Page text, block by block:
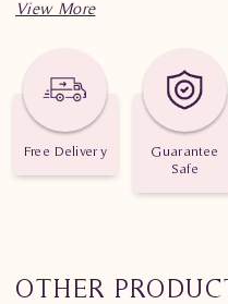
Spesifikasi penting untuk
Berat: 1.480 gram
Jumlah berlian: 14 buah
Nilai karat: 0.380 karat
Free Delivery
Guarantee
Safe
OTHER